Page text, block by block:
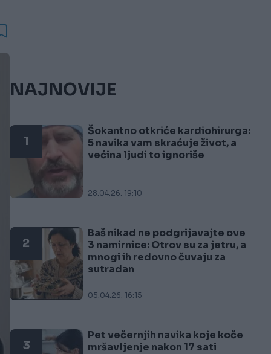
NAJNOVIJE
1
Šokantno otkriće kardiohirurga:
5 navika vam skraćuje život, a
većina ljudi to ignoriše
28.04.26. 19:10
2
Baš nikad ne podgrijavajte ove
3 namirnice: Otrov su za jetru, a
mnogi ih redovno čuvaju za
sutradan
05.04.26. 16:15
3
Pet večernjih navika koje koče
mršavljenje nakon 17 sati